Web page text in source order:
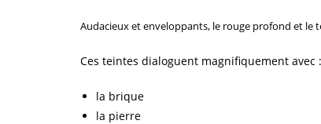
Audacieux et enveloppants, le rouge profond et
Ces teintes dialoguent magnifiquement avec :
la brique
la pierre